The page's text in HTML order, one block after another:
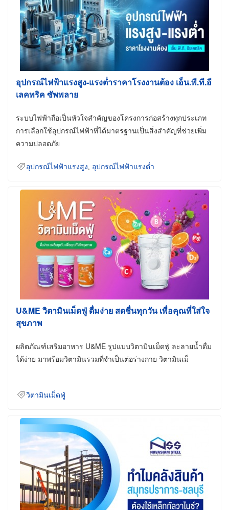
อุปกรณ์ไฟฟ้าแรงสูง-แรงต่ำราคาโรงงานต้อง เอ็น.พี.ที.อี
เลคทริค ซัพพลาย
ระบบไฟฟ้าถือเป็นหัวใจสำคัญของโครงการก่อสร้างทุกประเภท
การเลือกใช้อุปกรณ์ไฟฟ้าที่ได้มาตรฐานเป็นสิ่งสำคัญที่ช่วยเพิ่ม
ความปลอดภัย
อุปกรณ์ไฟฟ้าแรงสูง อุปกรณ์ไฟฟ้าแรงต่ำ
U&ME วิตามินเม็ดฟู่ ดื่มง่าย สดชื่นทุกวัน เพื่อคุณที่ใส่ใจ
สุขภาพ
ผลิตภัณฑ์เสริมอาหาร U&ME รูปแบบวิตามินเม็ดฟู่ ละลายน้ำดื่ม
ได้ง่าย มาพร้อมวิตามินรวมที่จำเป็นต่อร่างกาย วิตามินเม็
วิตามินเม็ดฟู่